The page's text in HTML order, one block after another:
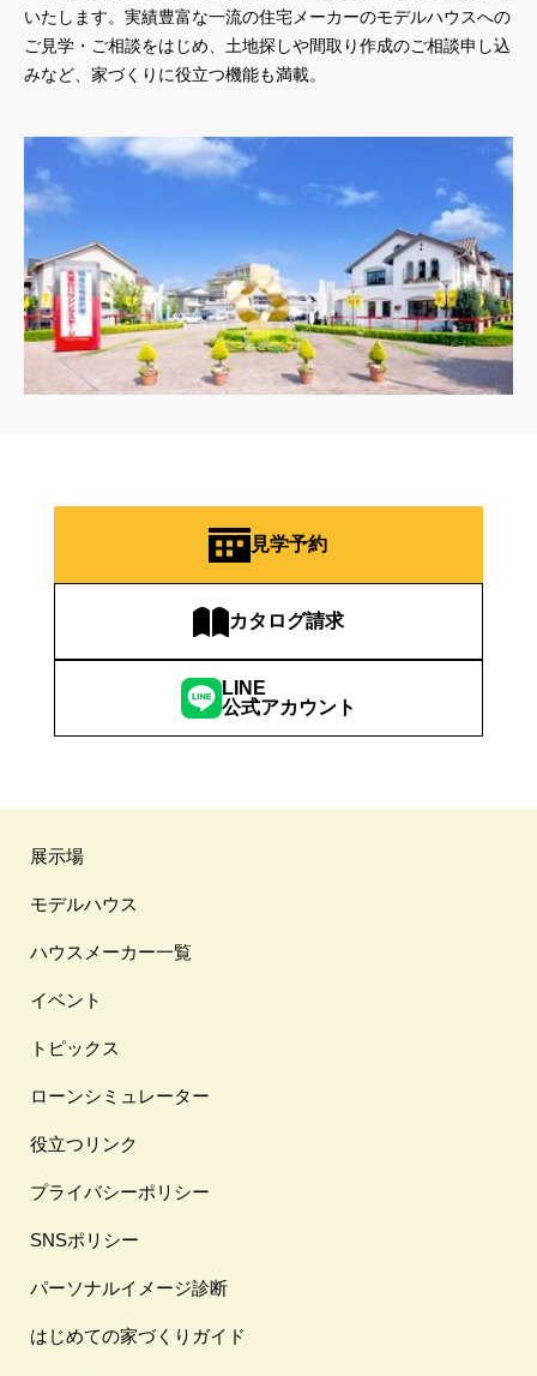
いたします。実績豊富な一流の住宅メーカーのモデルハウスへの
ご見学・ご相談をはじめ、土地探しや間取り作成のご相談申し込
みなど、家づくりに役立つ機能も満載。
見学予約
カタログ請求
LINE
公式アカウント
展示場
モデルハウス
ハウスメーカー一覧
イベント
トピックス
ローンシミュレーター
役立つリンク
プライバシーポリシー
SNSポリシー
パーソナルイメージ診断
はじめての家づくりガイド